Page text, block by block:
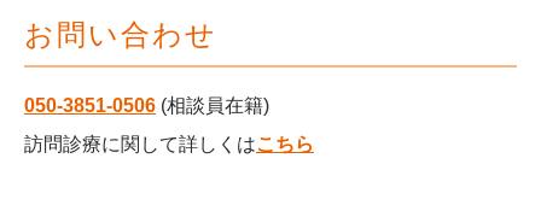
お問い合わせ
050-3851-0506 (相談員在籍)
訪問診療に関して詳しくはこちら